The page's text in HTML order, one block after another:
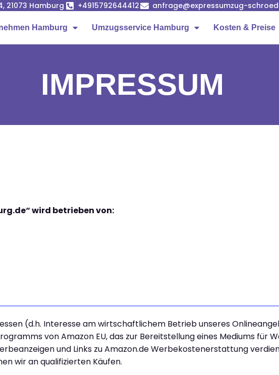
21073 Hamburg +4915792644412 anfrage@expressumzug-
Hamburg Umzugsservice Hamburg Kosten & Preise
IMPRESSUM
wird betrieben von:
(d.h. Interesse am wirtschaftlichem Betrieb unseres
von Amazon EU, das zur Bereitstellung eines Mediums für
und Links zu Amazon.de Werbekostenerstattung
wir an qualifizierten Käufen.